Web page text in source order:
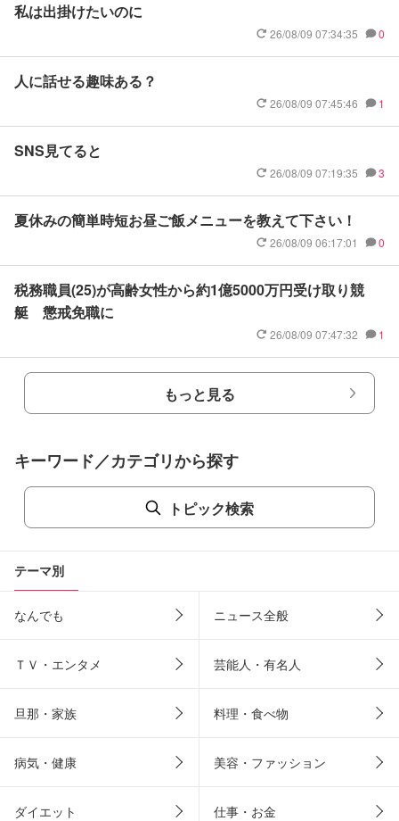
私は出掛けたいのに
26/08/09 07:34:35 0
人に話せる趣味ある？
26/08/09 07:45:46 1
SNS見てると
26/08/09 07:19:35 3
夏休みの簡単時短お昼ご飯メニューを教えて下さい！
26/08/09 06:17:01 0
税務職員(25)が高齢女性から約1億5000万円受け取り競
艇 懲戒免職に
26/08/09 07:47:32 1
もっと見る
キーワード／カテゴリから探す
トピック検索
テーマ別
なんでも ニュース全般
ＴＶ・エンタメ 芸能人・有名人
旦那・家族 料理・食べ物
病気・健康 美容・ファッション
ダイエット 仕事・お金